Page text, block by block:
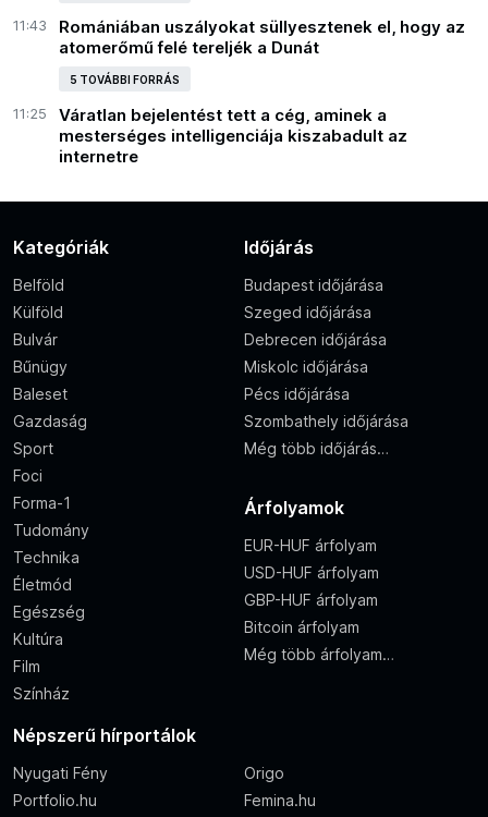
11:43
Romániában uszályokat süllyesztenek el, hogy az
atomerőmű felé tereljék a Dunát
5 TOVÁBBI FORRÁS
11:25
Váratlan bejelentést tett a cég, aminek a
mesterséges intelligenciája kiszabadult az
internetre
Kategóriák
Belföld
Külföld
Bulvár
Bűnügy
Baleset
Gazdaság
Sport
Foci
Forma-1
Tudomány
Technika
Életmód
Egészség
Kultúra
Film
Színház
Időjárás
Budapest időjárása
Szeged időjárása
Debrecen időjárása
Miskolc időjárása
Pécs időjárása
Szombathely időjárása
Még több időjárás…
Árfolyamok
EUR-HUF árfolyam
USD-HUF árfolyam
GBP-HUF árfolyam
Bitcoin árfolyam
Még több árfolyam…
Népszerű hírportálok
Nyugati Fény
Origo
Portfolio.hu
Femina.hu